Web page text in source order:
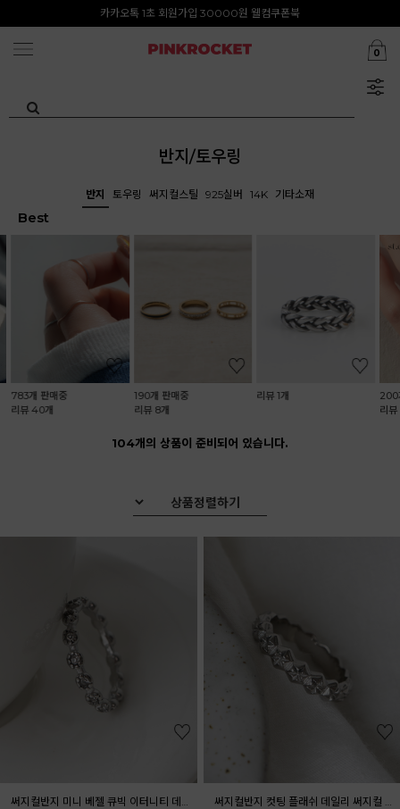
첫구매 특가존 50%
0
반지/토우링
반지 토우링 써지컬스틸 925실버 14K 기타소재
Best
190개 판매중
리뷰 8개
리뷰 1개
200개 판매중
104개의 상품이 준비되어 있습니다.